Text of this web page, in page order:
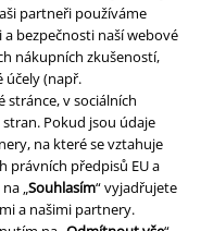
partneři používáme
bezpečnosti naší webové
nákupních zkušeností,
účely (např.
stránce, v sociálních
Pokud jsou údaje
na které se vztahuje
předpisů EU a
„Souhlasím“ vyjadřujete
a našimi partnery.